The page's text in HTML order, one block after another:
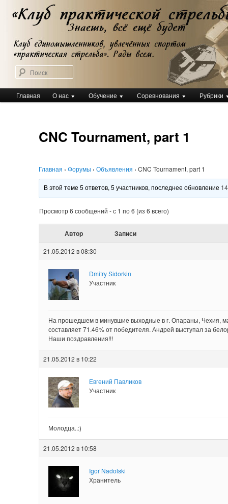
Перейти
основному
содержимому
Клуб практической стрельбы
Клуб практической стрельбы
Главное
меню
Главная О нас Обучение Соревнования Рубрики
CNC Tournament, part 1
Главная › Форумы › Объявления › CNC Tournament, part 1
В этой теме 5 ответов, 5 участников, последнее обновление
Просмотр 6 сообщений - с 1 по 6 (из 6 всего)
Автор Записи
21.05.2012 в 08:30
Dmitry Sidorkin
Участник
На прошедшем в минувшие выходные в г. Опараны, Чехия,
составляет 71.46% от победителя. Андрей выступал за
Наши поздравления!!!
21.05.2012 в 10:22
Евгений Павликов
Участник
Молодца..:)
21.05.2012 в 10:58
Igor Nadolski
Хранитель